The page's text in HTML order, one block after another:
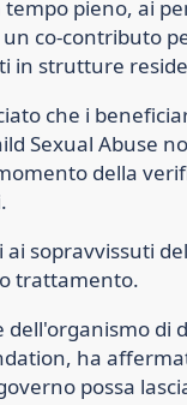
pieno, ai
co-contributo
in strutture
che i
Sexual Abuse
della
sopravvissuti
trattamento.
di
ha
possa